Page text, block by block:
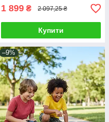
1 899 ₴ 2 097,25 ₴
Купити
–9%